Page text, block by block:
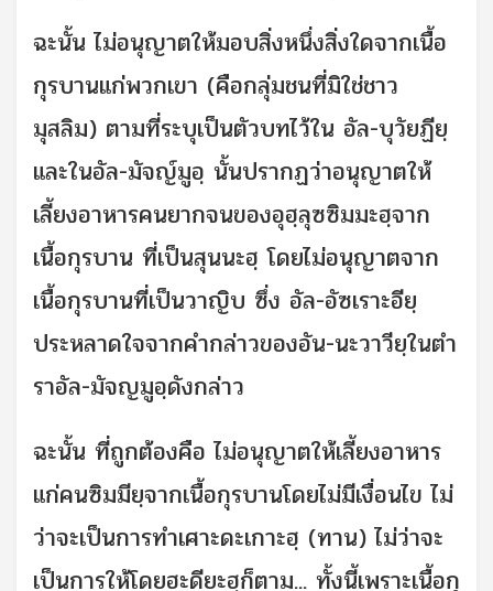
ฉะนั้น ไม่อนุญาตให้มอบสิ่งหนึ่งสิ่งใดจากเนื้อ
กุรบานแก่พวกเขา (คือกลุ่มชนที่มิใช่ชาว
มุสลิม) ตามที่ระบุเป็นตัวบทไว้ใน อัล-บุวัยฏียฺ
และในอัล-มัจญ์มูอฺ นั้นปรากฏว่าอนุญาตให้
เลี้ยงอาหารคนยากจนของอุฮฺลุซซิมมะฮฺจาก
เนื้อกุรบาน ที่เป็นสุนนะฮฺ โดยไม่อนุญาตจาก
เนื้อกุรบานที่เป็นวาญิบ ซึ่ง อัล-อัซเราะอียฺ
ประหลาดใจจากคำกล่าวของอัน-นะวาวียฺในตำ
ราอัล-มัจญมูอฺดังกล่าว
ฉะนั้น ที่ถูกต้องคือ ไม่อนุญาตให้เลี้ยงอาหาร
แก่คนซิมมียฺจากเนื้อกุรบานโดยไม่มีเงื่อนไข ไม่
ว่าจะเป็นการทำเศาะดะเกาะฮฺ (ทาน) ไม่ว่าจะ
เป็นการให้โดยฮะดียะฮฺก็ตาม... ทั้งนี้เพราะเนื้อกุ